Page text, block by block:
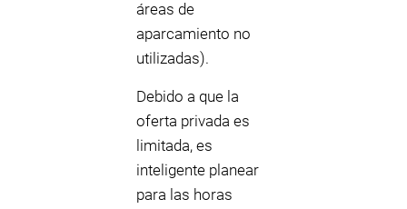
áreas de
aparcamiento no
utilizadas).
Debido a que la
oferta privada es
limitada, es
inteligente planear
para las horas